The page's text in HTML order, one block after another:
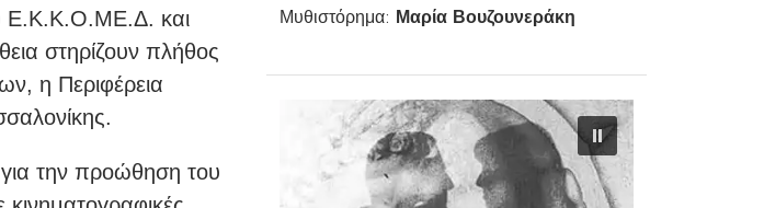
Μυθιστόρημα: Μαρία Βουζουνεράκη
Ε.Κ.Κ.Ο.ΜΕ.Δ. και
στηρίζουν πλήθος
η Περιφέρεια
την προώθηση του